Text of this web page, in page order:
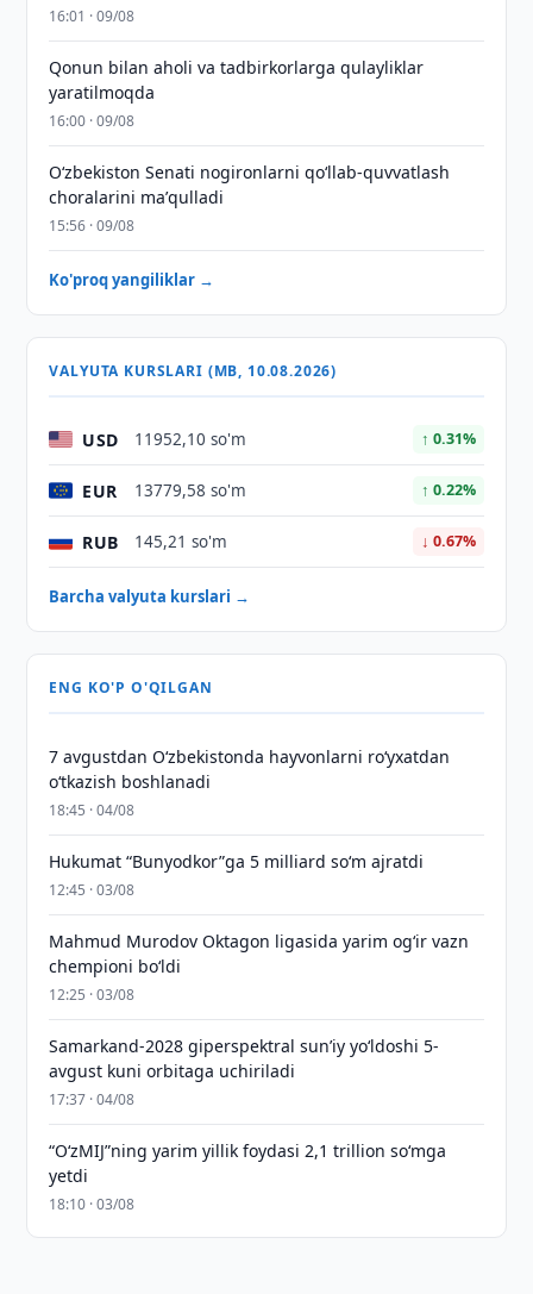
16:01 · 09/08
Qonun bilan aholi va tadbirkorlarga qulayliklar
yaratilmoqda
16:00 · 09/08
Oʻzbekiston Senati nogironlarni qoʻllab-quvvatlash
choralarini maʼqulladi
15:56 · 09/08
Ko'proq yangiliklar →
VALYUTA KURSLARI (MB, 10.08.2026)
USD 11952,10 so'm ↑ 0.31%
EUR 13779,58 so'm ↑ 0.22%
RUB 145,21 so'm ↓ 0.67%
Barcha valyuta kurslari →
ENG KO'P O'QILGAN
7 avgustdan O‘zbekistonda hayvonlarni ro‘yxatdan
o‘tkazish boshlanadi
18:45 · 04/08
Hukumat “Bunyodkor”ga 5 milliard so‘m ajratdi
12:45 · 03/08
Mahmud Murodov Oktagon ligasida yarim og‘ir vazn
chempioni bo‘ldi
12:25 · 03/08
Samarkand-2028 giperspektral sun’iy yo‘ldoshi 5-
avgust kuni orbitaga uchiriladi
17:37 · 04/08
“O‘zMIJ”ning yarim yillik foydasi 2,1 trillion so‘mga
yetdi
18:10 · 03/08